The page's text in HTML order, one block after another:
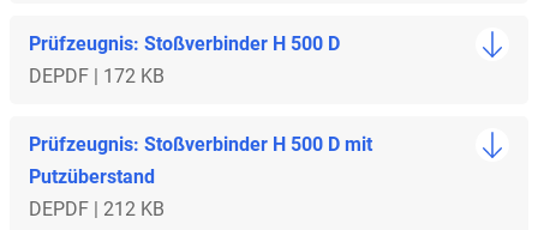
Prüfzeugnis: Stoßverbinder H 500 D
DEPDF | 172 KB
Prüfzeugnis: Stoßverbinder H 500 D mit
Putzüberstand
DEPDF | 212 KB